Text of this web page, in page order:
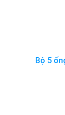
Bộ 5